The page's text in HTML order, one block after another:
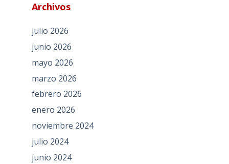
Archivos
julio 2026
junio 2026
mayo 2026
marzo 2026
febrero 2026
enero 2026
noviembre 2024
julio 2024
junio 2024